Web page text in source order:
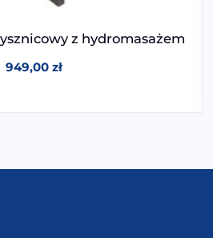
z hydromasażem
949,00 zł